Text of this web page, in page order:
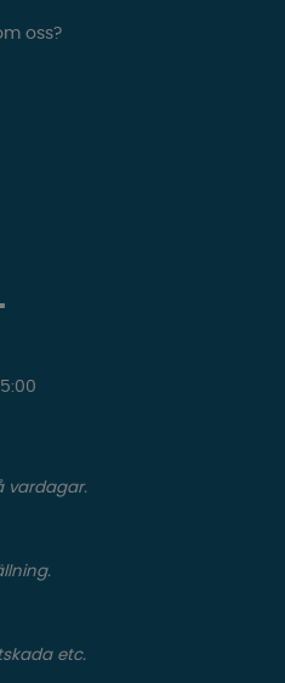
oss?
vardagar.
etc.